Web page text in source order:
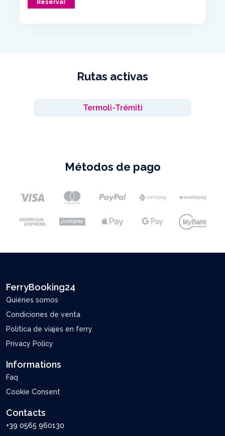
Reservar
Rutas activas
Termoli-Trémiti
Métodos de pago
FerryBooking24
Quiénes somos
Condiciones de venta
Política de viajes en ferry
Privacy Policy
Informations
Faq
Cookie Consent
Contacts
+39 0565 960130